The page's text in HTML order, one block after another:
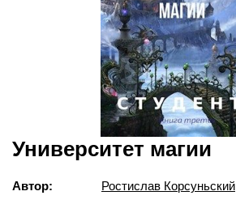
Университет магии
Автор: Ростислав Корсуньский